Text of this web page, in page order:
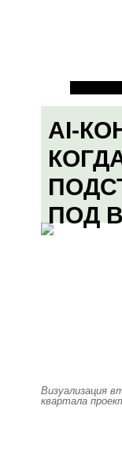
AI-
ПОД
Визуализация
квартала